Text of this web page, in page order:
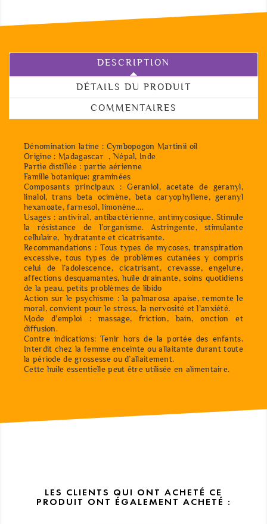
DESCRIPTION
DÉTAILS DU PRODUIT
COMMENTAIRES
Dénomination latine : Cymbopogon Martinii oil
Origine : Madagascar , Népal, Inde
Partie distillée : partie aérienne
Famille botanique: graminées
Composants principaux : Geraniol, acetate de geranyl,
linalol, trans beta ocimène, beta caryophyllene, geranyl
hexanoate, farnesol, limonène....
Usages : antiviral, antibactérienne, antimycosique. Stimule
la résistance de l’organisme. Astringente, stimulante
cellulaire, hydratante et cicatrisante.
Recommandations : Tous types de mycoses, transpiration
excessive, tous types de problèmes cutanées y compris
celui de l’adolescence, cicatrisant, crevasse, engelure,
affections desquamantes, huile drainante, soins quotidiens
de la peau, petits problèmes de libido
Action sur le psychisme : la palmarosa apaise, remonte le
moral, convient pour le stress, la nervosité et l’anxiété.
Mode d’emploi : massage, friction, bain, onction et
diffusion.
Contre indications: Tenir hors de la portée des enfants.
Interdit chez la femme enceinte ou allaitante durant toute
la période de grossesse ou d’allaitement.
Cette huile essentielle peut être utilisée en alimentaire.
LES CLIENTS QUI ONT ACHETÉ CE
PRODUIT ONT ÉGALEMENT ACHETÉ :